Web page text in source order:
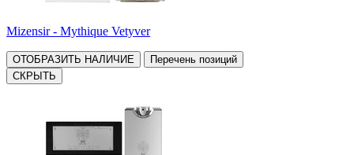
Mizensir - Mythique Vetyver
ОТОБРАЗИТЬ НАЛИЧИЕ
Перечень позиций
СКРЫТЬ